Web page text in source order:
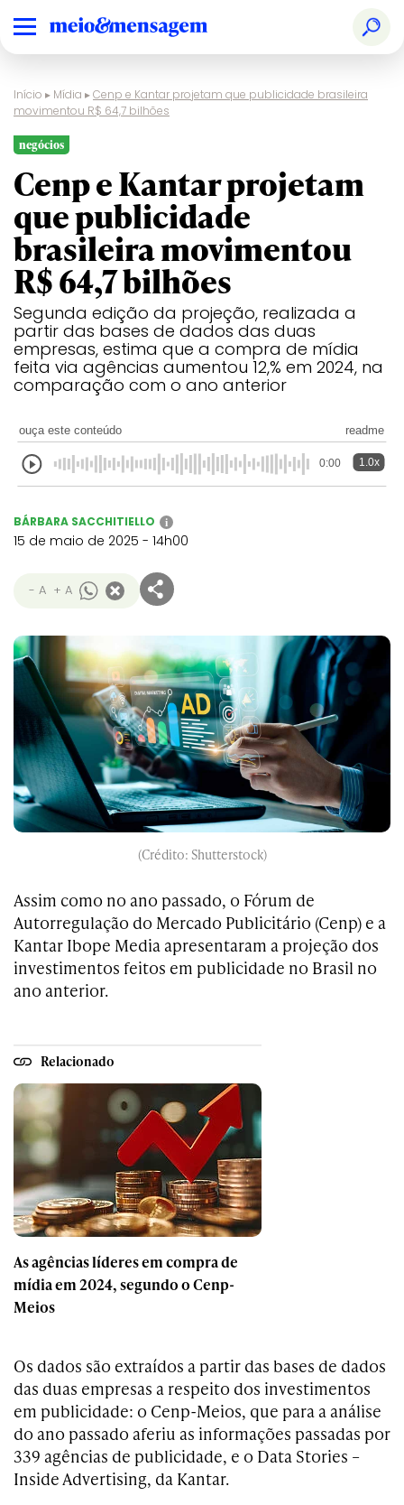
Início ▸ Mídia ▸Cenp e Kantar projetam que publicidade brasileira
movimentou R$ 64,7 bilhões
negócios
Cenp e Kantar projetam
que publicidade
brasileira movimentou
R$ 64,7 bilhões
Segunda edição da projeção, realizada a
partir das bases de dados das duas
empresas, estima que a compra de mídia
feita via agências aumentou 12,% em 2024, na
comparação com o ano anterior
ouça este conteúdo readme
0:00 1.0x
BÁRBARA SACCHITIELLO i
15 de maio de 2025 - 14h00
- A + A
(Crédito: Shutterstock)
Assim como no ano passado, o Fórum de
Autorregulação do Mercado Publicitário (Cenp) e a
Kantar Ibope Media apresentaram a projeção dos
investimentos feitos em publicidade no Brasil no
ano anterior.
Relacionado
As agências líderes em compra de
mídia em 2024, segundo o Cenp-
Meios
Os dados são extraídos a partir das bases de dados
das duas empresas a respeito dos investimentos
em publicidade: o Cenp-Meios, que para a análise
do ano passado aferiu as informações passadas por
339 agências de publicidade, e o Data Stories –
Inside Advertising, da Kantar.